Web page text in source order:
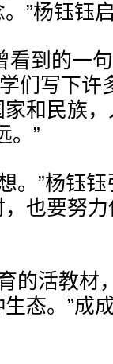
”杨钰钰
看到的一
们写下许
和民族
。”
。”杨钰
也要努
的活教材
态。”成